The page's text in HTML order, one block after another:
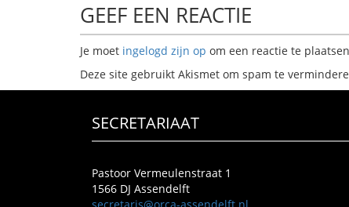
GEEF EEN REACTIE
Je moet ingelogd zijn op om een reactie te
Deze site gebruikt Akismet om spam te
SECRETARIAAT
Pastoor Vermeulenstraat 1
1566 DJ Assendelft